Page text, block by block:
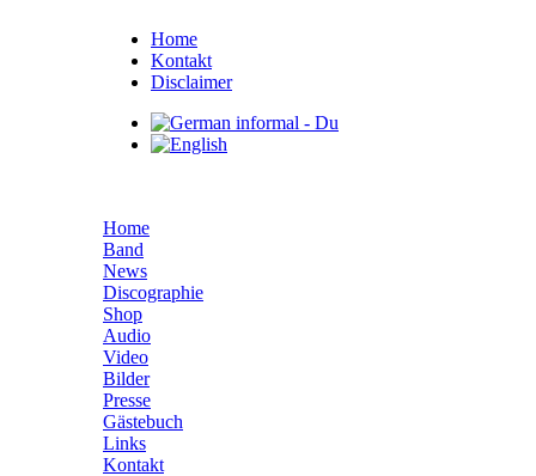
Home
Kontakt
Disclaimer
Home
Band
News
Discographie
Shop
Audio
Video
Bilder
Presse
Gästebuch
Links
Kontakt